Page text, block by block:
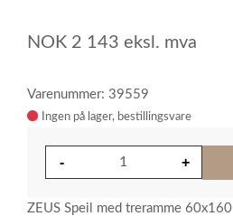
NOK 2 143 eksl. mva
Varenummer: 39559
Ingen på lager
ZEUS Speil med treramme 60x160